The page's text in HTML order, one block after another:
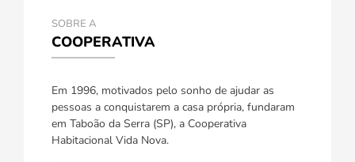
SOBRE A
COOPERATIVA
Em 1996, motivados pelo sonho de ajudar as
pessoas a conquistarem a casa própria, fundaram
em Taboão da Serra (SP), a Cooperativa
Habitacional Vida Nova.